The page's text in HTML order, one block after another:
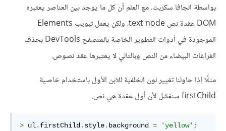
بواسطة الجافا سكربت. مع العلم أن كل ما يوجد بين العناصر يعتبره
DOM عقدة نص text node، ولكن يعمل تبويب Elements
الموجودة في أدوات التطوير الخاصة بالمتصفح DevTools بحذف
الفراغات البيضاء من النص وبالتالي لا يعتبرها عقد نصوص.
مثلًا إذا حاولنا تغيير لون الخلفية للابن الأول باستخدام خاصية
firstChild سنفشل لأن أول عقدة هي نص.
> ul. firstChild . style. background = 'yellow' ;